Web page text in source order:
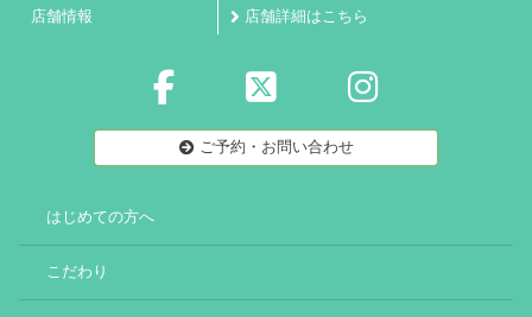
店舗情報 店舗詳細はこちら
ご予約・お問い合わせ
はじめての方へ
こだわり